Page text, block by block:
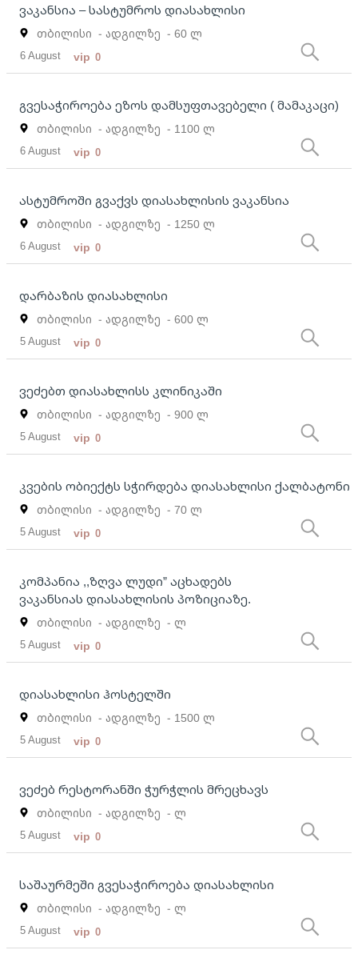
ვაკანსია – სასტუმროს დიასახლისი
თბილისი - ადგილზე - 60 ლ
6 August vip 0
გვესაჭიროება ეზოს დამსუფთავებელი ( მამაკაცი)
თბილისი - ადგილზე - 1100 ლ
6 August vip 0
ასტუმროში გვაქვს დიასახლისის ვაკანსია
თბილისი - ადგილზე - 1250 ლ
6 August vip 0
დარბაზის დიასახლისი
თბილისი - ადგილზე - 600 ლ
5 August vip 0
ვეძებთ დიასახლისს კლინიკაში
თბილისი - ადგილზე - 900 ლ
5 August vip 0
კვების ობიექტს სჭირდება დიასახლისი ქალბატონი
თბილისი - ადგილზე - 70 ლ
5 August vip 0
კომპანია ,,ზღვა ლუდი” აცხადებს
ვაკანსიას დიასახლისის პოზიციაზე.
თბილისი - ადგილზე - ლ
5 August vip 0
დიასახლისი ჰოსტელში
თბილისი - ადგილზე - 1500 ლ
5 August vip 0
ვეძებ რესტორანში ჭურჭლის მრეცხავს
თბილისი - ადგილზე - ლ
5 August vip 0
საშაურმეში გვესაჭიროება დიასახლისი
თბილისი - ადგილზე - ლ
5 August vip 0